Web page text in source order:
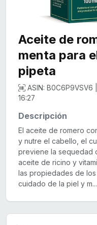
Aceite de
menta para
pipeta
ASIN: B0C6P9VSV6 |
16:27
Descripción
El aceite de romero
y nutre el cabello, el
previene la sequedad
aceite de ricino y
las propiedades de
cuidado de la piel y m...